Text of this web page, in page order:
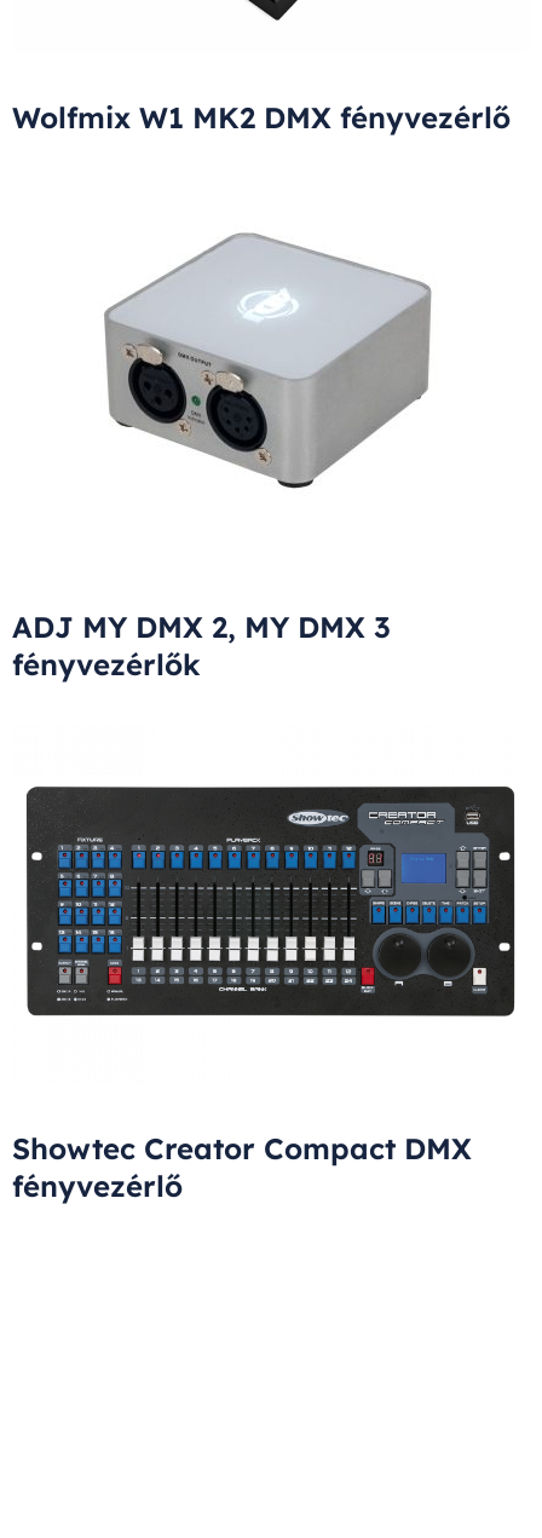
Wolfmix W1 MK2 DMX fényvezérlő
ADJ MY DMX 2, MY DMX 3
fényvezérlők
Showtec Creator Compact DMX
fényvezérlő